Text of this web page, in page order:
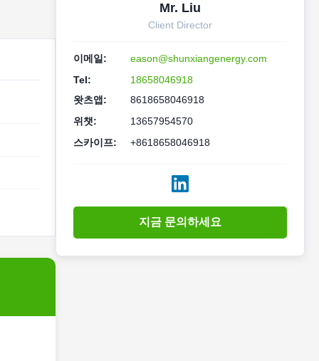
Mr. Liu
Client Director
이메일:
eason@shunxiangenergy.com
Tel:
18658046918
왓츠앱:
8618658046918
위챗:
13657954570
스카이프:
+8618658046918
지금 문의하세요